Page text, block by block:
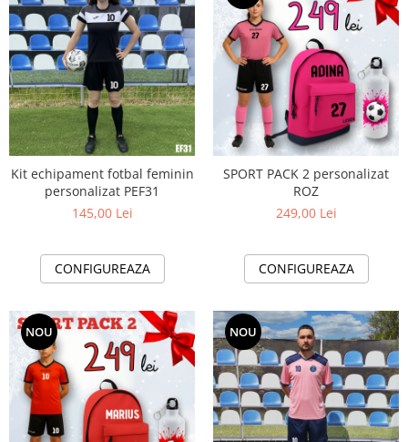
Kit echipament fotbal feminin
personalizat PEF31
145,00 Lei
CONFIGUREAZA
SPORT PACK 2 personalizat
ROZ
249,00 Lei
CONFIGUREAZA
NOU NOU